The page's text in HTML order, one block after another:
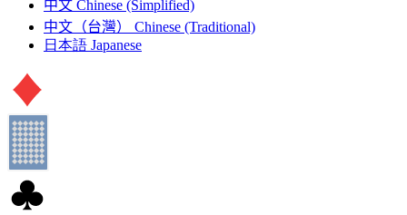
中文 Chinese (Simplified)
中文（台灣）
Chinese (Traditional)
日本語 Japanese